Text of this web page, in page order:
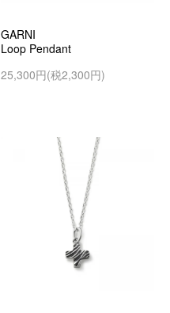
GARNI
Loop Pendant
25,300円(税2,300円)